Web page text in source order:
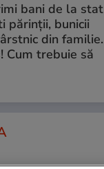
bani de la stat
părinții, bunicii
din familie.
Cum trebuie să